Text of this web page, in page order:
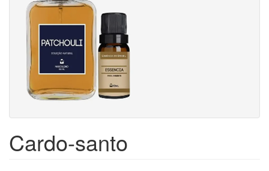
Cardo-santo